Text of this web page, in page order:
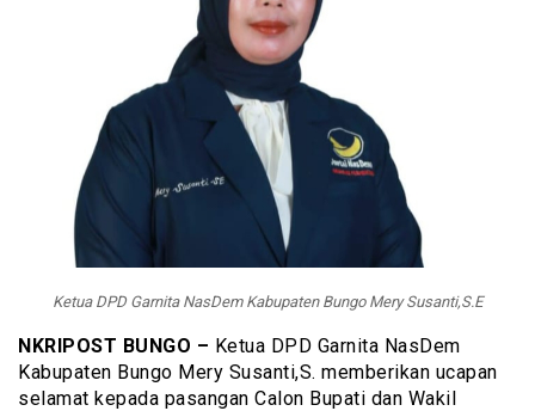
Ketua DPD Garnita NasDem Kabupaten Bungo Mery Susanti,S.E
NKRIPOST BUNGO – Ketua DPD Garnita NasDem
Kabupaten Bungo Mery Susanti,S. memberikan ucapan
selamat kepada pasangan Calon Bupati dan Wakil